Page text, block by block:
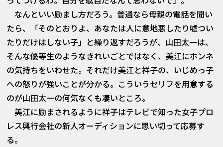
なんといい励まし方だろう。普通なら母親の電話を聞い
たら、「そのとおりよ、あなたは人に意地悪したり嘘つい
たりだけはしない子」と繰り返すだろうが、山田太一は、
そんな優等生のようなきれいごとではなく、美江にホンネ
の気持ちをいわせた。それだけ美江と祥子の、いじめっ子
への怒りが強いことが分かる。こういうセリフを用意する
のが山田太一の何気なくも凄いところ。
美江に励まされるように祥子はテレビで知った女子プロ
レス興行会社の新人オーディションに思い切って応募す
る。